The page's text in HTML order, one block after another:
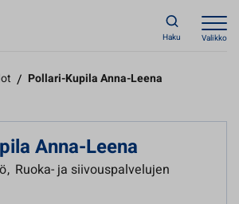
Haku Valikko
/ Pollari-Kupila Anna-Leena
Anna-Leena
, Ruoka- ja siivouspalvelujen